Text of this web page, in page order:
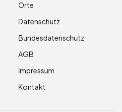
Orte
Datenschutz
Bundesdatenschutz
AGB
Impressum
Kontakt